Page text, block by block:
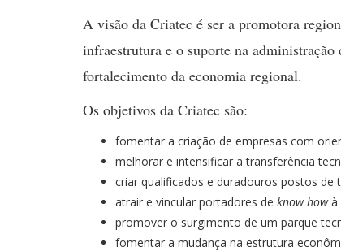
A visão da Criatec é ser a promotora
infraestrutura e o suporte na administração
fortalecimento da economia regional.
Os objetivos da Criatec são:
fomentar a criação de empresas com
melhorar e intensificar a transferência
criar qualificados e duradouros postos de
atrair e vincular portadores de know howà
promover o surgimento de um parque
fomentar a mudança na estrutura